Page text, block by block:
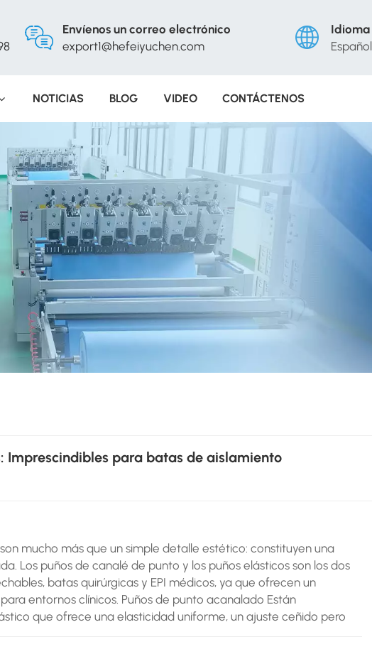
Envíenos un correo electrónico
export1@hefeiyuchen.com
Idioma
Español
English
عربي
NOTICIAS BLOG VIDEO CONTÁCTENOS
Imprescindibles para batas de aislamiento
mucho más que un simple detalle estético: constituyen una
Los puños de canalé de punto y los puños elásticos son los dos
batas quirúrgicas y EPI médicos, ya que ofrecen un
entornos clínicos. Puños de punto acanalado Están
que ofrece una elasticidad uniforme, un ajuste ceñido pero